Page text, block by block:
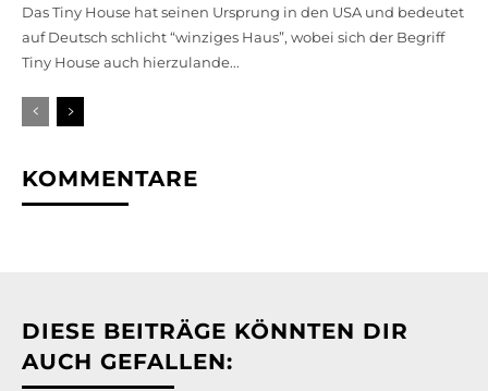
Das Tiny House hat seinen Ursprung in den USA und bedeutet
auf Deutsch schlicht “winziges Haus”, wobei sich der Begriff
Tiny House auch hierzulande...
KOMMENTARE
DIESE BEITRÄGE KÖNNTEN DIR
AUCH GEFALLEN: